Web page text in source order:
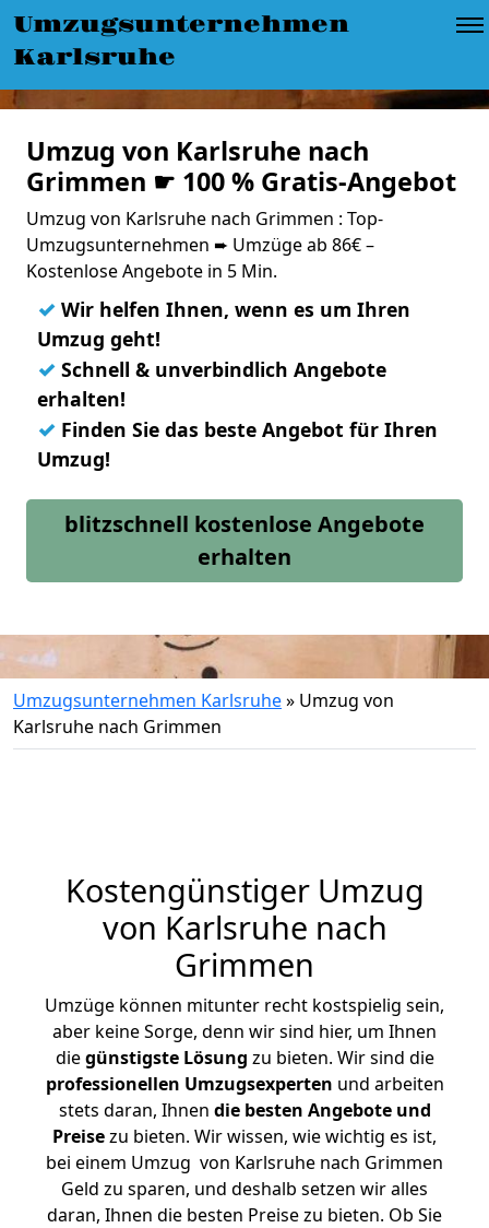
Umzugsunternehmen
Karlsruhe
Umzug von Karlsruhe nach
Grimmen ☛ 100 % Gratis-Angebot
Umzug von Karlsruhe nach Grimmen : Top-
Umzugsunternehmen ➨ Umzüge ab 86€ –
Kostenlose Angebote in 5 Min.
✓ Wir helfen Ihnen, wenn es um Ihren
Umzug geht!
✓ Schnell & unverbindlich Angebote
erhalten!
✓ Finden Sie das beste Angebot für Ihren
Umzug!
blitzschnell kostenlose Angebote
erhalten
Umzugsunternehmen Karlsruhe» Umzug von
Karlsruhe nach Grimmen
Kostengünstiger Umzug
von Karlsruhe nach
Grimmen
Umzüge können mitunter recht kostspielig sein,
aber keine Sorge, denn wir sind hier, um Ihnen
diegünstigste Lösung zu bieten. Wir sind die
professionellen Umzugsexperten und arbeiten
stets daran, Ihnen die besten Angebote und
Preisezu bieten. Wir wissen, wie wichtig es ist,
bei einem Umzug von Karlsruhe nach Grimmen
Geld zu sparen, und deshalb setzen wir alles
daran, Ihnen die besten Preise zu bieten. Ob Sie